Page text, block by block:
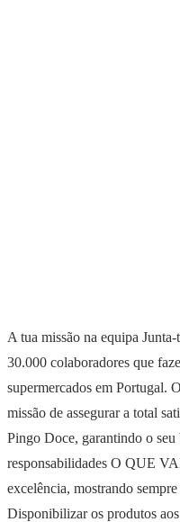
A tua missão na equipa
30.000 colaboradores que
supermercados em Portugal.
missão de assegurar a total
Pingo Doce, garantindo o
responsabilidades O QUE
excelência, mostrando
Disponibilizar os produtos